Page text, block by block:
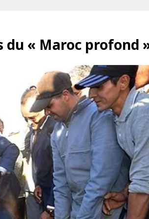
du « Maroc profond